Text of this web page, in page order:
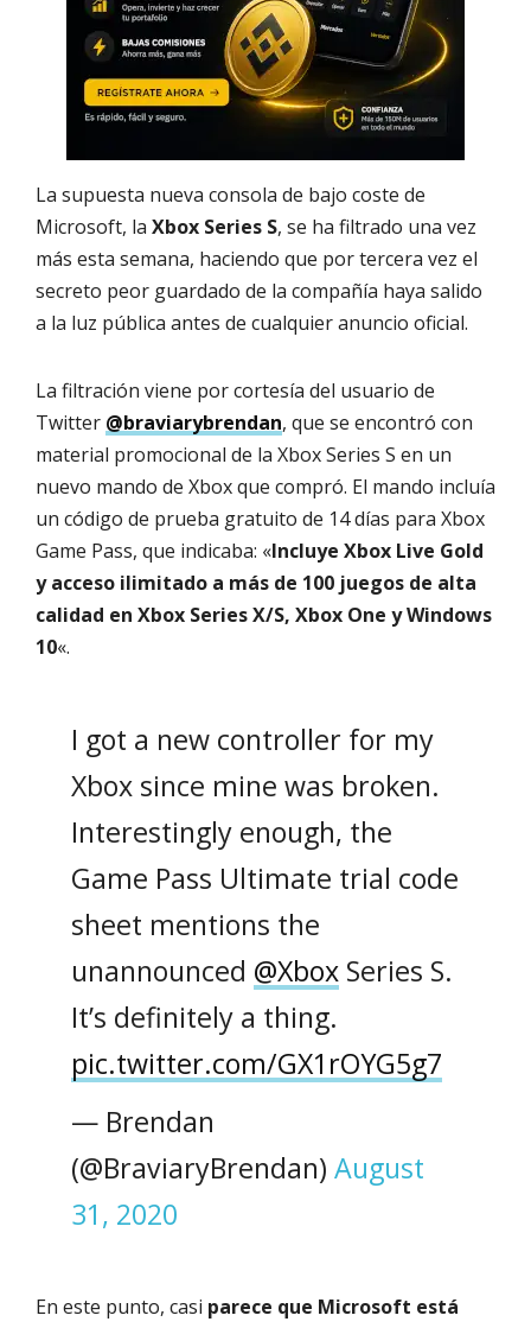
La supuesta nueva consola de bajo coste de
Microsoft, la Xbox Series S, se ha filtrado una vez
más esta semana, haciendo que por tercera vez el
secreto peor guardado de la compañía haya salido
a la luz pública antes de cualquier anuncio oficial.
La filtración viene por cortesía del usuario de
Twitter @braviarybrendan, que se encontró con
material promocional de la Xbox Series S en un
nuevo mando de Xbox que compró. El mando incluía
un código de prueba gratuito de 14 días para Xbox
Game Pass, que indicaba: «Incluye Xbox Live Gold
y acceso ilimitado a más de 100 juegos de alta
calidad en Xbox Series X/S, Xbox One y Windows
10«.
I got a new controller for my
Xbox since mine was broken.
Interestingly enough, the
Game Pass Ultimate trial code
sheet mentions the
unannounced @Xbox Series S.
It’s definitely a thing.
pic.twitter.com/GX1rOYG5g7
— Brendan
(@BraviaryBrendan) August
31, 2020
En este punto, casi parece que Microsoft está